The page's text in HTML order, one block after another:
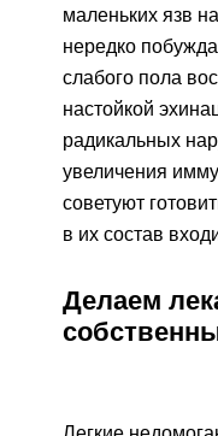
маленьких язв
нередко
слабого пола
настойкой
радикальных
увеличения
советуют
в их состав
Делаем